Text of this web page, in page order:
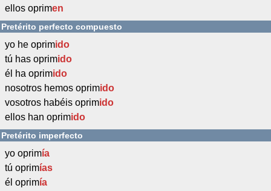
ellos oprimen
Pretérito perfecto compuesto
yo he oprimido
tú has oprimido
él ha oprimido
nosotros hemos oprimido
vosotros habéis oprimido
ellos han oprimido
Pretérito imperfecto
yo oprimía
tú oprimías
él oprimía